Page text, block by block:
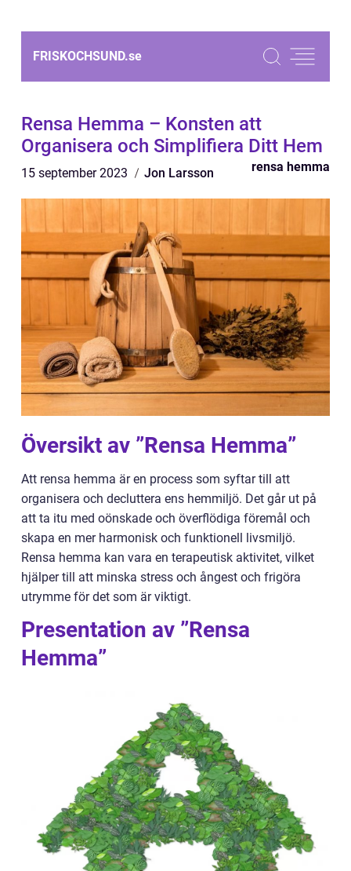
FRISKOCHSUND.se
Rensa Hemma – Konsten att
Organisera och Simplifiera Ditt Hem
15 september 2023 Jon Larsson rensa hemma
Översikt av ”Rensa Hemma”
Att rensa hemma är en process som syftar till att
organisera och decluttera ens hemmiljö. Det går ut på
att ta itu med oönskade och överflödiga föremål och
skapa en mer harmonisk och funktionell livsmiljö.
Rensa hemma kan vara en terapeutisk aktivitet, vilket
hjälper till att minska stress och ångest och frigöra
utrymme för det som är viktigt.
Presentation av ”Rensa
Hemma”